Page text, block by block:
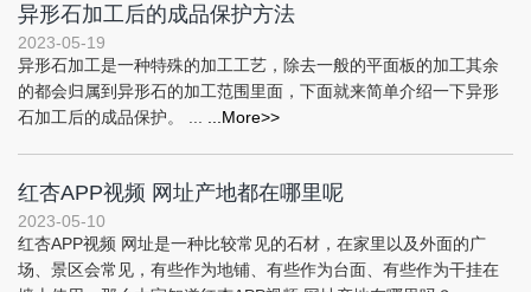
异形石加工后的成品保护方法
2023-05-19
异形石加工是一种特殊的加工工艺，除去一般的平面板的加工其余
的都会归属到异形石的加工范围里面，下面就来简单介绍一下异形
石加工后的成品保护。 ...
...More>>
红杏APP视频 网址产地都在哪里呢
2023-05-10
红杏APP视频 网址是一种比较常见的石材，在家里以及外面的广
场、景区会常见，有些作为地铺、有些作为台面、有些作为干挂在